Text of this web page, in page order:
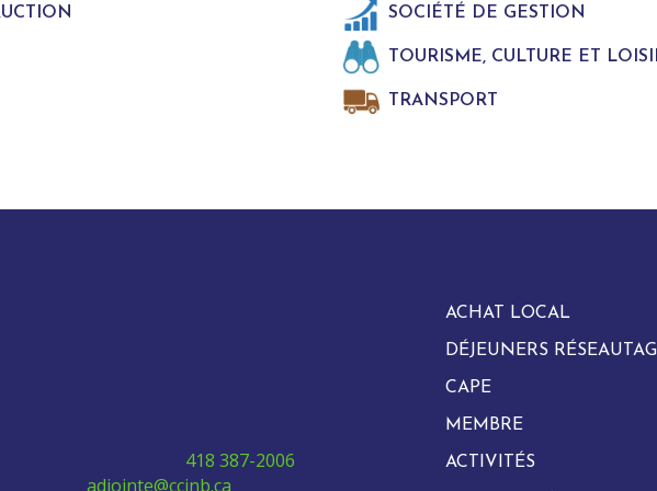
SOCIÉTÉ DE GESTION
TOURISME, CULTURE ET
TRANSPORT
418 387-2006
adjointe@ccinb.ca
ACHAT LOCAL
DÉJEUNERS
CAPE
MEMBRE
ACTIVITÉS